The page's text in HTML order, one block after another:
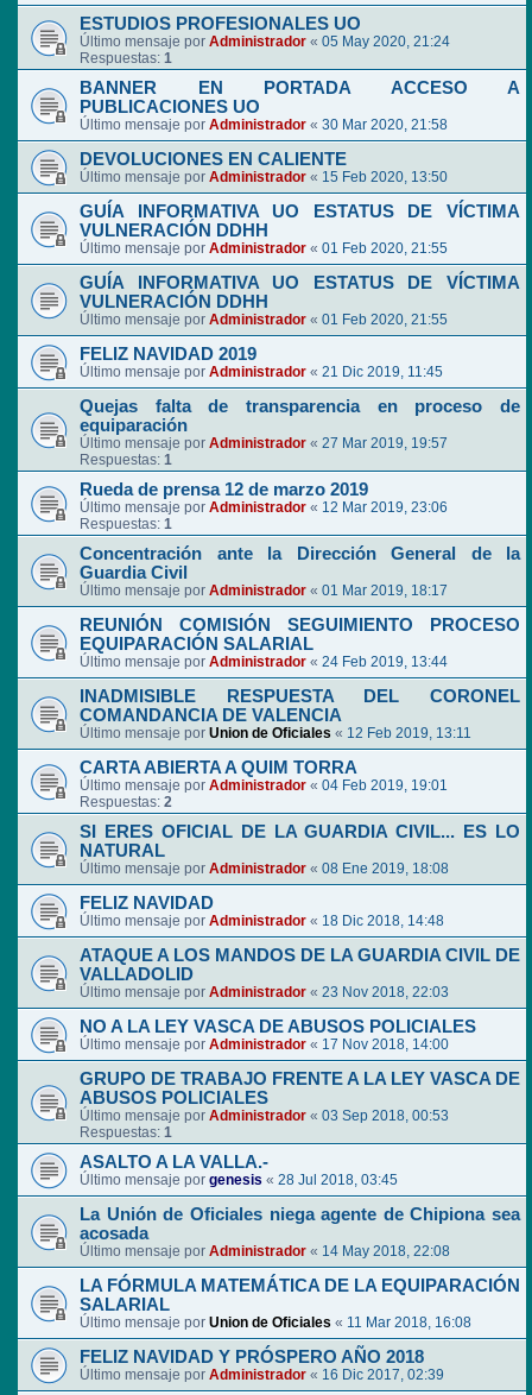
ESTUDIOS PROFESIONALES UO
Último mensaje por Administrador « 05 May 2020, 21:24
Respuestas: 1
BANNER EN PORTADA ACCESO A
PUBLICACIONES UO
Último mensaje por Administrador « 30 Mar 2020, 21:58
DEVOLUCIONES EN CALIENTE
Último mensaje por Administrador « 15 Feb 2020, 13:50
GUÍA INFORMATIVA UO ESTATUS DE VÍCTIMA
VULNERACIÓN DDHH
Último mensaje por Administrador « 01 Feb 2020, 21:55
GUÍA INFORMATIVA UO ESTATUS DE VÍCTIMA
VULNERACIÓN DDHH
Último mensaje por Administrador « 01 Feb 2020, 21:55
FELIZ NAVIDAD 2019
Último mensaje por Administrador « 21 Dic 2019, 11:45
Quejas falta de transparencia en proceso de
equiparación
Último mensaje por Administrador « 27 Mar 2019, 19:57
Respuestas: 1
Rueda de prensa 12 de marzo 2019
Último mensaje por Administrador « 12 Mar 2019, 23:06
Respuestas: 1
Concentración ante la Dirección General de la
Guardia Civil
Último mensaje por Administrador « 01 Mar 2019, 18:17
REUNIÓN COMISIÓN SEGUIMIENTO PROCESO
EQUIPARACIÓN SALARIAL
Último mensaje por Administrador « 24 Feb 2019, 13:44
INADMISIBLE RESPUESTA DEL CORONEL
COMANDANCIA DE VALENCIA
Último mensaje por Union de Oficiales « 12 Feb 2019, 13:11
CARTA ABIERTA A QUIM TORRA
Último mensaje por Administrador « 04 Feb 2019, 19:01
Respuestas: 2
SI ERES OFICIAL DE LA GUARDIA CIVIL... ES LO
NATURAL
Último mensaje por Administrador « 08 Ene 2019, 18:08
FELIZ NAVIDAD
Último mensaje por Administrador « 18 Dic 2018, 14:48
ATAQUE A LOS MANDOS DE LA GUARDIA CIVIL DE
VALLADOLID
Último mensaje por Administrador « 23 Nov 2018, 22:03
NO A LA LEY VASCA DE ABUSOS POLICIALES
Último mensaje por Administrador « 17 Nov 2018, 14:00
GRUPO DE TRABAJO FRENTE A LA LEY VASCA DE
ABUSOS POLICIALES
Último mensaje por Administrador « 03 Sep 2018, 00:53
Respuestas: 1
ASALTO A LA VALLA.-
Último mensaje por genesis « 28 Jul 2018, 03:45
La Unión de Oficiales niega agente de Chipiona sea
acosada
Último mensaje por Administrador « 14 May 2018, 22:08
LA FÓRMULA MATEMÁTICA DE LA EQUIPARACIÓN
SALARIAL
Último mensaje por Union de Oficiales « 11 Mar 2018, 16:08
FELIZ NAVIDAD Y PRÓSPERO AÑO 2018
Último mensaje por Administrador « 16 Dic 2017, 02:39